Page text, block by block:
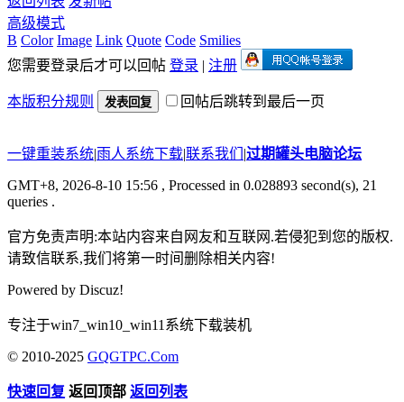
高级模式
B Color Image Link Quote Code Smilies
您需要登录后才可以回帖 登录 | 注册
本版积分规则 发表回复 回帖后跳转到最后一页
一键重装系统|雨人系统下载|联系我们 |过期罐头电脑论坛
GMT+8, 2026-8-10 15:56 , Processed in 0.028893 second(s), 21
queries .
官方免责声明:本站内容来自网友和互联网.若侵犯到您的版权.
请致信联系,我们将第一时间删除相关内容!
Powered by Discuz!
专注于win7_win10_win11系统下载装机
© 2010-2025 GQGTPC.Com
快速回复 返回顶部 返回列表